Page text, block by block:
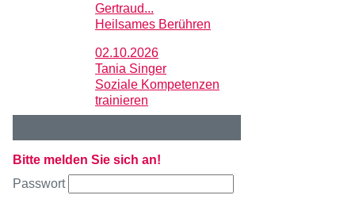
Gertraud...
Heilsames Berühren
02.10.2026
Tania Singer
Soziale Kompetenzen
trainieren
Bitte melden Sie sich an!
Passwort